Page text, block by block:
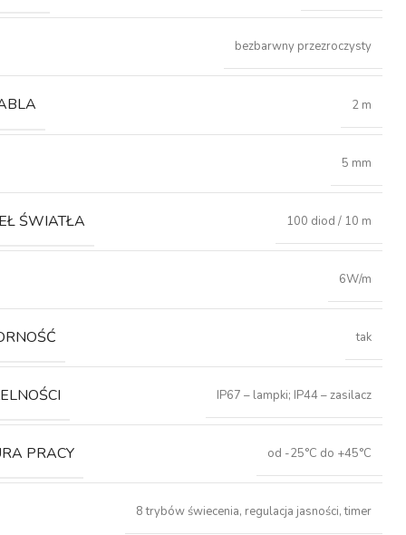
bezbarwny przezroczysty
2 m
5 mm
ŚWIATŁA 100 diod / 10 m
6W/m
tak
IP67 – lampki; IP44 – zasilacz
PRACY od -25°C do +45°C
8 trybów świecenia, regulacja jasności, timer